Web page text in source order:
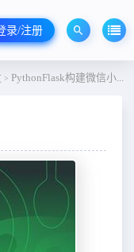
录/注册
> PythonFlask构建微信小程序订餐系统